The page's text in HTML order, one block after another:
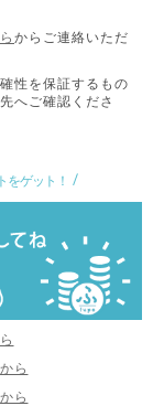
からご連絡いただ
性を保証するもの
へご確認くださ
をゲット！
ら
ら